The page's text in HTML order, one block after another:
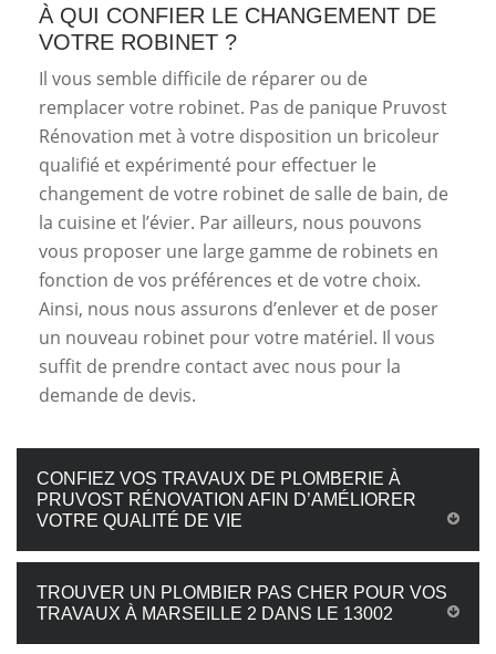
À QUI CONFIER LE CHANGEMENT DE
VOTRE ROBINET ?
Il vous semble difficile de réparer ou de
remplacer votre robinet. Pas de panique Pruvost
Rénovation met à votre disposition un bricoleur
qualifié et expérimenté pour effectuer le
changement de votre robinet de salle de bain, de
la cuisine et l’évier. Par ailleurs, nous pouvons
vous proposer une large gamme de robinets en
fonction de vos préférences et de votre choix.
Ainsi, nous nous assurons d’enlever et de poser
un nouveau robinet pour votre matériel. Il vous
suffit de prendre contact avec nous pour la
demande de devis.
CONFIEZ VOS TRAVAUX DE PLOMBERIE À
PRUVOST RÉNOVATION AFIN D’AMÉLIORER
VOTRE QUALITÉ DE VIE
TROUVER UN PLOMBIER PAS CHER POUR VOS
TRAVAUX À MARSEILLE 2 DANS LE 13002